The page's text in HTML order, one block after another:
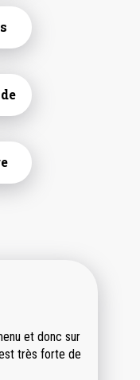
et donc sur
très forte de